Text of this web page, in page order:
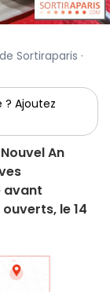
Sortiraparis ·
? Ajoutez
An
avant
le 14